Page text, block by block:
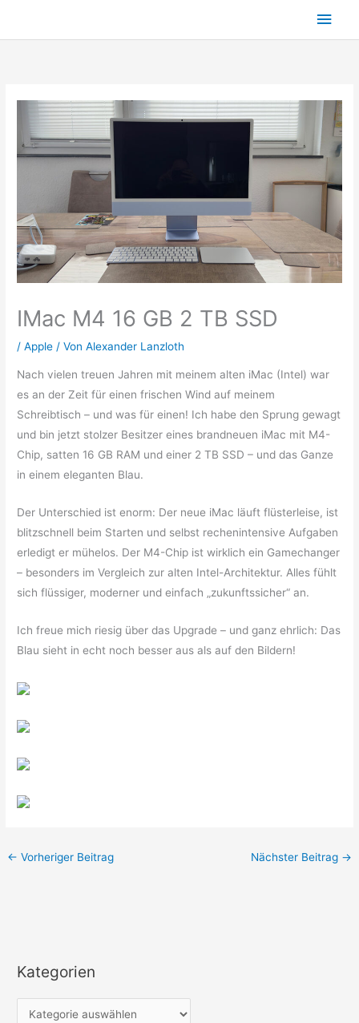
IMac M4 16 GB 2 TB SSD
/Apple / VonAlexander Lanzloth
Nach vielen treuen Jahren mit meinem alten iMac (Intel) war
es an der Zeit für einen frischen Wind auf meinem
Schreibtisch – und was für einen! Ich habe den Sprung gewagt
und bin jetzt stolzer Besitzer eines brandneuen iMac mit M4-
Chip, satten 16 GB RAM und einer 2 TB SSD – und das Ganze
in einem eleganten Blau.
Der Unterschied ist enorm: Der neue iMac läuft flüsterleise, ist
blitzschnell beim Starten und selbst rechenintensive Aufgaben
erledigt er mühelos. Der M4-Chip ist wirklich ein Gamechanger
– besonders im Vergleich zur alten Intel-Architektur. Alles fühlt
sich flüssiger, moderner und einfach „zukunftssicher“ an.
Ich freue mich riesig über das Upgrade – und ganz ehrlich: Das
Blau sieht in echt noch besser aus als auf den Bildern!
← Vorheriger Beitrag Nächster Beitrag →
Kategorien
K